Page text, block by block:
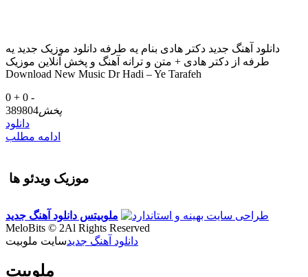
دانلود آهنگ جدید دکتر هادی بنام یه طرفه دانلود موزیک جدید یه
طرفه از دکتر هادی + متن و ترانه آهنگ و پخش آنلاین موزیک
Download New Music Dr Hadi – Ye Tarafeh
0 + 0 -
پخش389804
دانلود
ادامه مطلب
موزیک ویدئو ها
ملوبیتس دانلود آهنگ جدید
MeloBits © 2Al Rights Reserved
دانلود آهنگ جدیدسایت ملوبیت
ملوبیت